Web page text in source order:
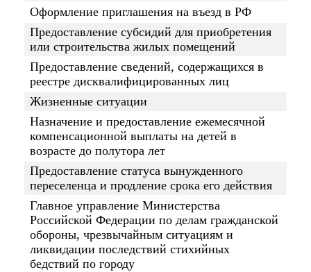
Оформление приглашения на въезд в РФ
Предоставление субсидий для приобретения
или строительства жилых помещений
Предоставление сведений, содержащихся в
реестре дисквалифицированных лиц
Жизненные ситуации
Назначение и предоставление ежемесячной
компенсационной выплаты на детей в
возрасте до полутора лет
Предоставление статуса вынужденного
переселенца и продление срока его действия
Главное управление Министерства
Российской Федерации по делам гражданской
обороны, чрезвычайным ситуациям и
ликвидации последствий стихийных
бедствий по городу